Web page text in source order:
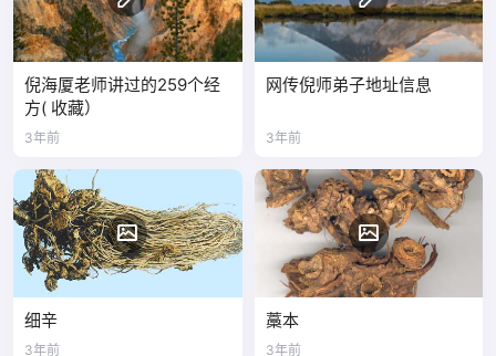
倪海厦老师讲过的259个经
方( 收藏）
3年前
网传倪师弟子地址信息
3年前
细辛
3年前
藁本
3年前